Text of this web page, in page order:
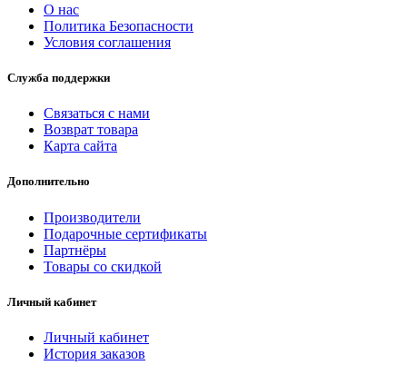
О нас
Политика Безопасности
Условия соглашения
Служба поддержки
Связаться с нами
Возврат товара
Карта сайта
Дополнительно
Производители
Подарочные сертификаты
Партнёры
Товары со скидкой
Личный кабинет
Личный кабинет
История заказов